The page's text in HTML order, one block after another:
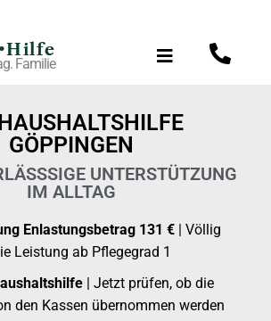
Familie
GÖPPINGEN
UNTERSTÜTZUNG
IM ALLTAG
Enlastungsbetrag 131 € | Völlig
Leistung ab Pflegegrad 1
| Jetzt prüfen, ob die
den Kassen übernommen werden